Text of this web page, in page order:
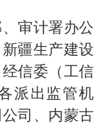
审计署办公
疆生产建设
信委（工信
派出监管机
司、内蒙古